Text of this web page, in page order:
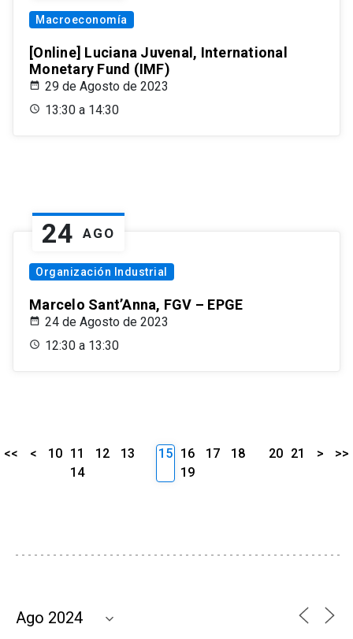
Macroeconomía
[Online] Luciana Juvenal, International
Monetary Fund (IMF)
29 de Agosto de 2023
13:30 a 14:30
24 AGO
Organización Industrial
Marcelo Sant’Anna, FGV – EPGE
24 de Agosto de 2023
12:30 a 13:30
<< < 10 11 12
13
14
15 16 17
18
19
20 21 > >>